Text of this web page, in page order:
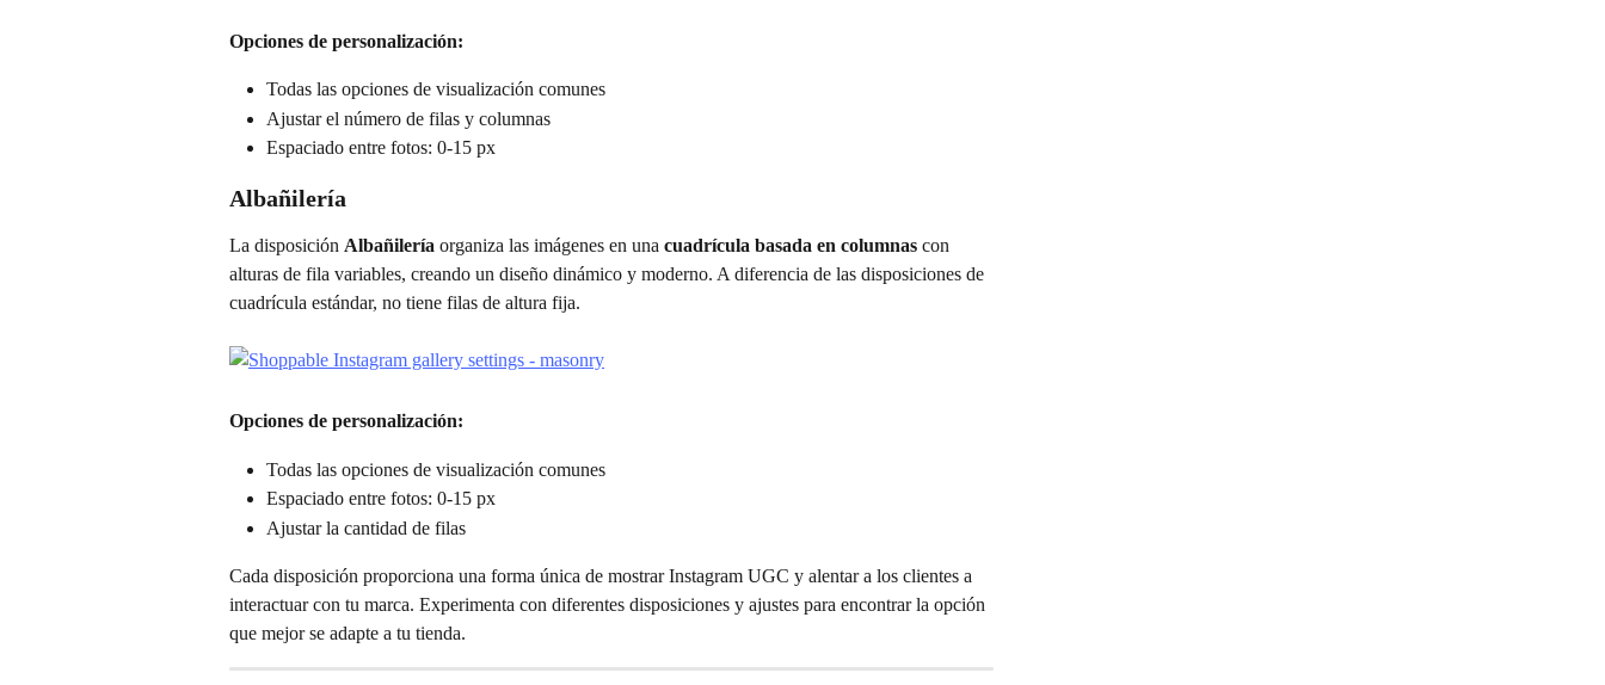
Opciones de personalización:
Todas las opciones de visualización comunes
Ajustar el número de filas y columnas
Espaciado entre fotos: 0-15 px
Albañilería
La disposición Albañilería organiza las imágenes en una cuadrícula basada en columnas con
alturas de fila variables, creando un diseño dinámico y moderno. A diferencia de las disposiciones de
cuadrícula estándar, no tiene filas de altura fija.
Opciones de personalización:
Todas las opciones de visualización comunes
Espaciado entre fotos: 0-15 px
Ajustar la cantidad de filas
Cada disposición proporciona una forma única de mostrar Instagram UGC y alentar a los clientes a
interactuar con tu marca. Experimenta con diferentes disposiciones y ajustes para encontrar la opción
que mejor se adapte a tu tienda.